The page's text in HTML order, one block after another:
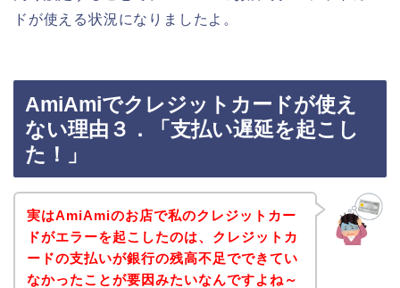
ドが使える状況になりましたよ。
AmiAmiでクレジットカードが使え
ない理由３．「支払い遅延を起こし
た！」
実はAmiAmiのお店で私のクレジットカー
ドがエラーを起こしたのは、クレジットカ
ードの支払いが銀行の残高不足でできてい
なかったことが要因みたいなんですよね～